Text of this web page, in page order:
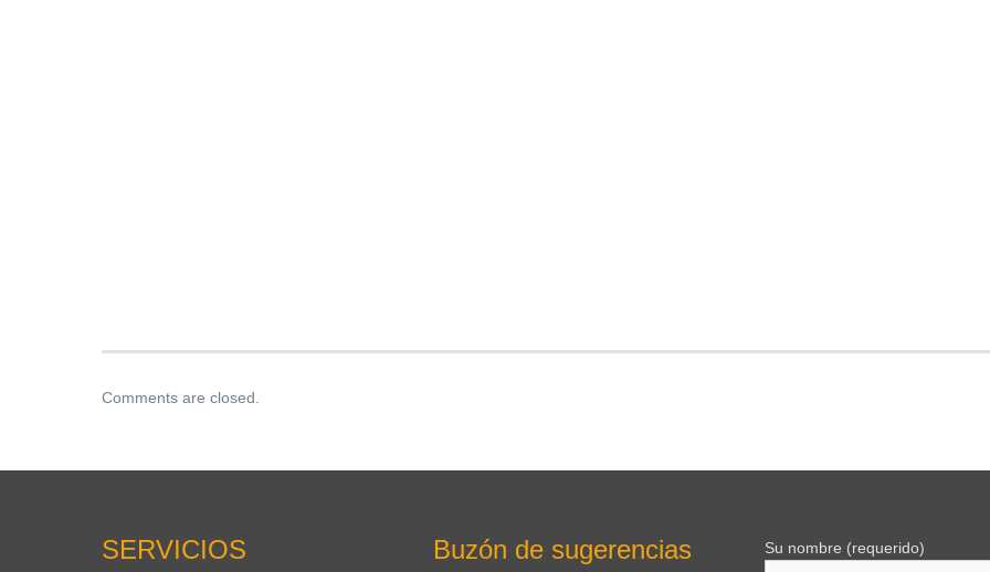
Comments are closed.
SERVICIOS Buzón de sugerencias Su nombre (requerido)